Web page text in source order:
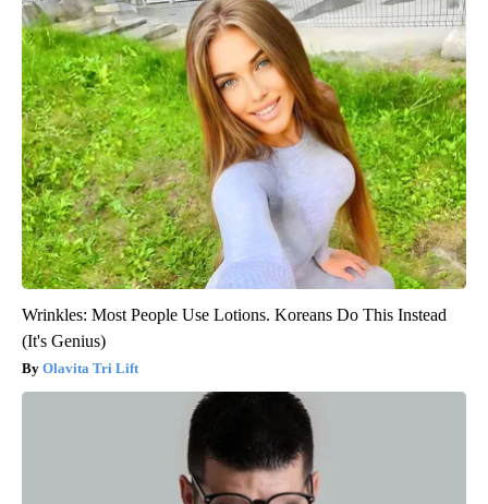
Wrinkles: Most People Use Lotions. Koreans Do This Instead
(It's Genius)
Olavita Tri Lift